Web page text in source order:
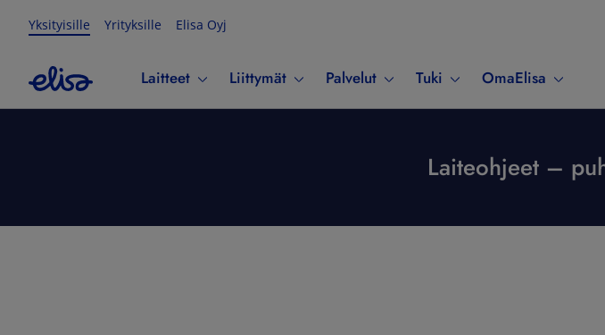
Yksityisille Yrityksille Elisa Oyj
Laitteet Liittymät Palvelut Tuki OmaElisa
Laiteohjeet –